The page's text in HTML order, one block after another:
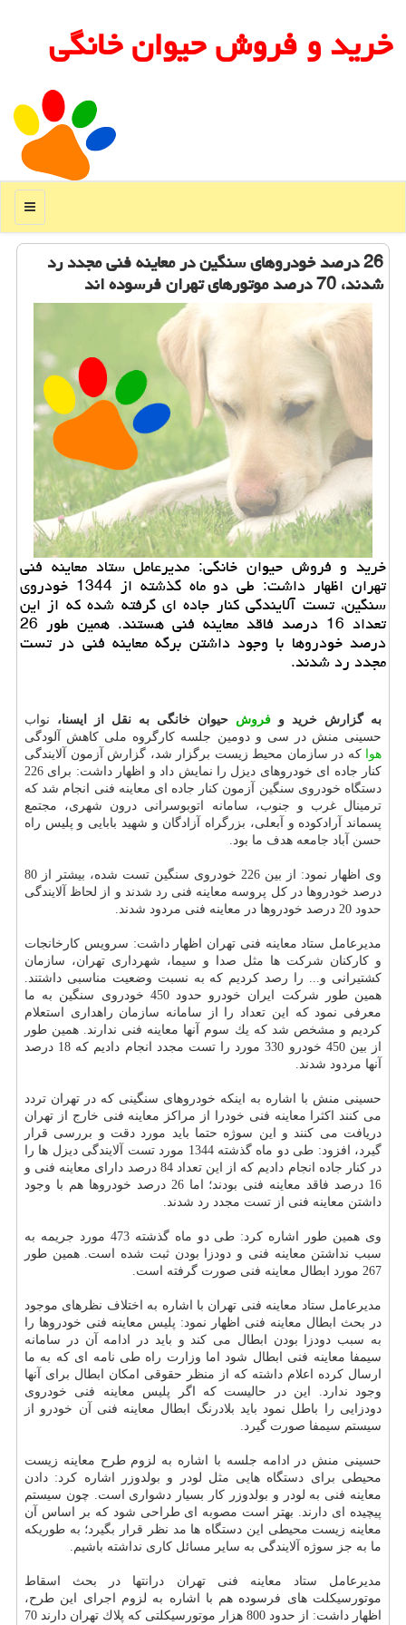
خرید و فروش حیوان خانگی
منو
26 درصد خودروهای سنگین در معاینه فنی مجدد رد
شدند، 70 درصد موتورهای تهران فرسوده اند
خرید و فروش حیوان خانگی: مدیرعامل ستاد معاینه فنی
تهران اظهار داشت: طی دو ماه گذشته از 1344 خودروی
سنگین، تست آلایندگی كنار جاده ای گرفته شده كه از این
تعداد 16 درصد فاقد معاینه فنی هستند. همین طور 26
درصد خودروها با وجود داشتن برگه معاینه فنی در تست
مجدد رد شدند.
به گزارش خرید و فروش حیوان خانگی به نقل از ایسنا، نواب
حسینی منش در سی و دومین جلسه كارگروه ملی كاهش آلودگی
هوا كه در سازمان محیط زیست برگزار شد، گزارش آزمون آلایندگی
كنار جاده ای خودروهای دیزل را نمایش داد و اظهار داشت: برای 226
دستگاه خودروی سنگین آزمون كنار جاده ای معاینه فنی انجام شد كه
ترمینال غرب و جنوب، سامانه اتوبوسرانی درون شهری، مجتمع
پسماند آرادكوده و آبعلی، بزرگراه آزادگان و شهید بابایی و پلیس راه
حسن آباد جامعه هدف ما بود.
وی اظهار نمود: از بین 226 خودروی سنگین تست شده، بیشتر از 80
درصد خودروها در كل پروسه معاینه فنی رد شدند و از لحاظ آلایندگی
حدود 20 درصد خودروها در معاینه فنی مردود شدند.
مدیرعامل ستاد معاینه فنی تهران اظهار داشت: سرویس كارخانجات
و كاركنان شركت ها مثل صدا و سیما، شهرداری تهران، سازمان
كشتیرانی و... را رصد كردیم كه به نسبت وضعیت مناسبی داشتند.
همین طور شركت ایران خودرو حدود 450 خودروی سنگین به ما
معرفی نمود كه این تعداد را از سامانه سازمان راهداری استعلام
كردیم و مشخص شد كه یك سوم آنها معاینه فنی ندارند. همین طور
از بین 450 خودرو 330 مورد را تست مجدد انجام دادیم كه 18 درصد
آنها مردود شدند.
حسینی منش با اشاره به اینكه خودروهای سنگینی كه در تهران تردد
می كنند اكثرا معاینه فنی خودرا از مراكز معاینه فنی خارج از تهران
دریافت می كنند و این سوژه حتما باید مورد دقت و بررسی قرار
گیرد، افزود: طی دو ماه گذشته 1344 مورد تست آلایندگی دیزل ها را
در كنار جاده انجام دادیم كه از این تعداد 84 درصد دارای معاینه فنی و
16 درصد فاقد معاینه فنی بودند؛ اما 26 درصد خودروها هم با وجود
داشتن معاینه فنی از تست مجدد رد شدند.
وی همین طور اشاره كرد: طی دو ماه گذشته 473 مورد جریمه به
سبب نداشتن معاینه فنی و دودزا بودن ثبت شده است. همین طور
267 مورد ابطال معاینه فنی صورت گرفته است.
مدیرعامل ستاد معاینه فنی تهران با اشاره به اختلاف نظرهای موجود
در بحث ابطال معاینه فنی اظهار نمود: پلیس معاینه فنی خودروها را
به سبب دودزا بودن ابطال می كند و باید در ادامه آن در سامانه
سیمفا معاینه فنی ابطال شود اما وزارت راه طی نامه ای كه به ما
ارسال كرده اعلام داشته كه از منظر حقوقی امكان ابطال برای آنها
وجود ندارد. این در حالیست كه اگر پلیس معاینه فنی خودروی
دودزایی را باطل نمود باید بلادرنگ ابطال معاینه فنی آن خودرو از
سیستم سیمفا صورت گیرد.
حسینی منش در ادامه جلسه با اشاره به لزوم طرح معاینه زیست
محیطی برای دستگاه هایی مثل لودر و بولدوزر اشاره كرد: دادن
معاینه فنی به لودر و بولدوزر كار بسیار دشواری است. چون سیستم
پیچیده ای دارند. بهتر است مصوبه ای طراحی شود كه بر اساس آن
معاینه زیست محیطی این دستگاه ها مد نظر قرار بگیرد؛ به طوریكه
ما به جز سوژه آلایندگی به سایر مسائل كاری نداشته باشیم.
مدیرعامل ستاد معاینه فنی تهران درانتها در بحث اسقاط
موتورسیكلت های فرسوده هم با اشاره به لزوم اجرای این طرح،
اظهار داشت: از حدود 800 هزار موتورسیكلتی كه پلاك تهران دارند 70